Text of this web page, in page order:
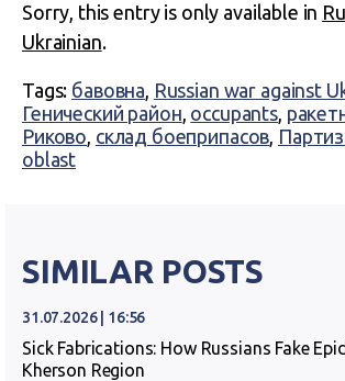
Sorry, this entry is only available in
Ukrainian.
Tags: бавовна, Russian war against
Генический район, occupants,
Риково, склад боеприпасов,
oblast
SIMILAR POSTS
31.07.2026 | 16:56
Sick Fabrications: How Russians Fake
Kherson Region